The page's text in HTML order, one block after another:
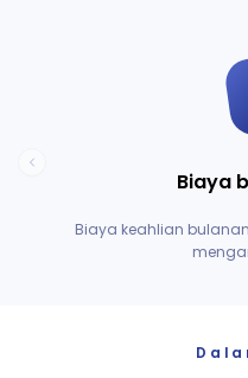
Biaya
Biaya keahlian